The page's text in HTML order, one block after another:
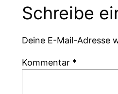
Schreibe
Deine E-Mail-Adresse
Kommentar *